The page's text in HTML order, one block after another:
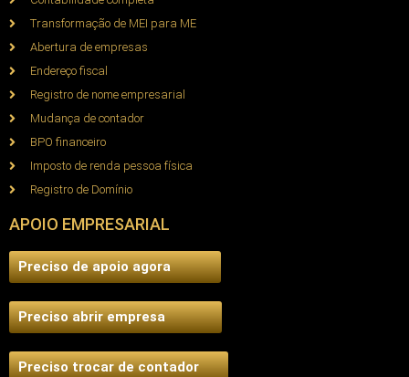
Transformação de MEI para ME
Abertura de empresas
Endereço fiscal
Registro de nome empresarial
Mudança de contador
BPO financeiro
Imposto de renda pessoa física
Registro de Domínio
APOIO EMPRESARIAL
Preciso de apoio agora
Preciso abrir empresa
Preciso trocar de contador